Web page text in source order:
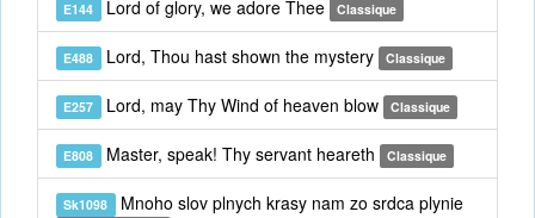
E144 Lord of glory, we adore Thee Classique
E488 Lord, Thou hast shown the mystery Classique
E257 Lord, may Thy Wind of heaven blow Classique
E808 Master, speak! Thy servant heareth Classique
Sk1098 Mnoho slov plnych krasy nam zo srdca plynie